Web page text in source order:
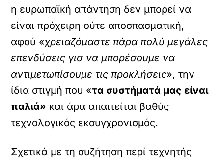
η ευρωπαϊκή απάντηση δεν μπορεί να
είναι πρόχειρη ούτε αποσπασματική,
αφού «χρειαζόμαστε πάρα πολύ μεγάλες
επενδύσεις για να μπορέσουμε να
αντιμετωπίσουμε τις προκλήσεις», την
ίδια στιγμή που «τα συστήματά μας είναι
παλιά» και άρα απαιτείται βαθύς
τεχνολογικός εκσυγχρονισμός.
Σχετικά με τη συζήτηση περί τεχνητής